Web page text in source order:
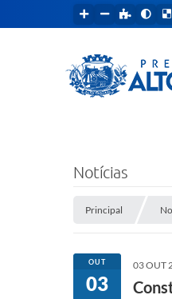
Notícias
Principal
OUT
03
03 OUT